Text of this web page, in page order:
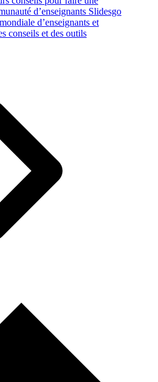
d’enseignants Slidesgo
d’enseignants et
conseils et des outils